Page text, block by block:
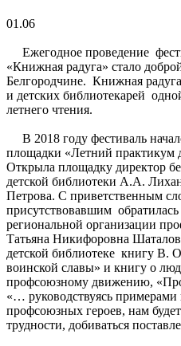
01.06
Ежегодное проведение
«Книжная радуга» стало
Белгородчине. Книжная
и детских библиотекарей
летнего чтения.
В 2018 году фестиваль
площадки «Летний практикум
Открыла площадку директор
детской библиотеки А.А.
Петрова. С приветственным
присутствовавшим обратилась
региональной организации
Татьяна Никифоровна
детской библиотеке книгу В.
воинской славы» и книгу о
профсоюзному движению,
«… руководствуясь
профсоюзных героев, нам
трудности, добиваться